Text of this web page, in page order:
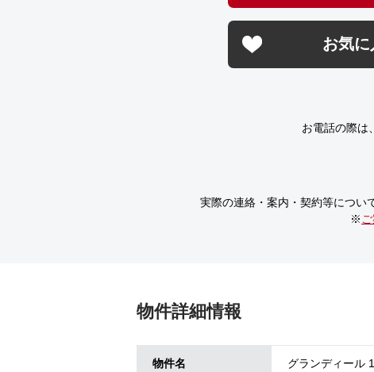
お気
お電話の際は、
実際の連絡・案内・契約等につい
※
物件詳細情報
物件名 グランディール